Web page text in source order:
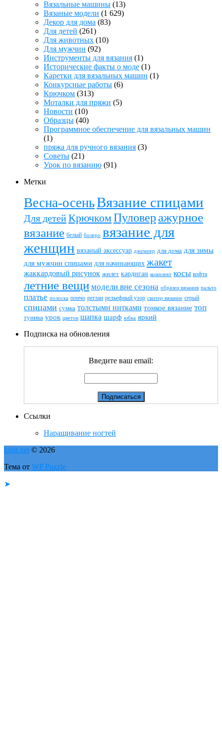
Вязальные машины (13)
Вязаные модели (1 629)
Декор для дома (83)
Для детей (261)
Для животных (10)
Для мужчин (92)
Инструменты для вязания (1)
Исторические факты о моде (1)
Каретки для вязальных машин (1)
Конкурсные работы (6)
Крючком (313)
Моталки для пряжи (5)
Новости (10)
Образцы (40)
Программное обеспечение для вязальных машин
(1)
пряжа для ручного вязания (3)
Советы (21)
Урок по вязанию (91)
Метки
Весна-осеньВязание спицами
Для детейКрючкомПуловер ажурное
вязание белый болеро вязание для
женщин вязаный аксессуар джемпер для дома для зимы
для мужчин спицами для начинающих жакет
жаккардовый рисунок жилет кардиган комплект косы кофта
летние вещи модели вне сезона образец вязания пальто
платье полоска пончо реглан рельефный узор свитер вязание серый
спицами сумка толстыми нитками тонкое вязание топ
туника урок цветок шапка шарф юбка яркий
Подписка на обновления
Введите ваш email:
Ссылки
Наращивание ногтей
knitt.net © 2026
Тема от WP Puzzle
➤